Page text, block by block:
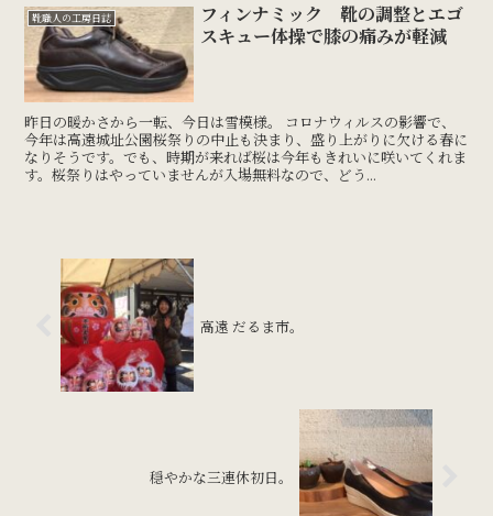
靴職人の工房日誌
フィンナミック 靴の調整とエゴ
スキュー体操で膝の痛みが軽減
昨日の暖かさから一転、今日は雪模様。 コロナウィルスの影響で、
今年は高遠城址公園桜祭りの中止も決まり、盛り上がりに欠ける春に
なりそうです。でも、時期が来れば桜は今年もきれいに咲いてくれま
す。桜祭りはやっていませんが入場無料なので、どう...
高遠 だるま市。
穏やかな三連休初日。